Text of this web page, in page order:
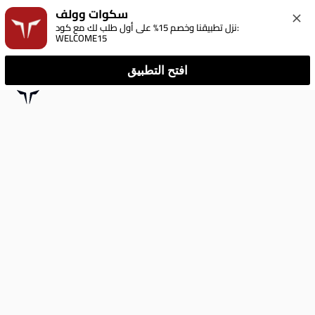
سكوات وولف
نزل تطبيقنا وخصم 15% على أول طلب لك مع كود:
WELCOME15
افتح التطبيق